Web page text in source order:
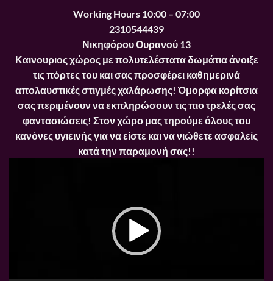
Working Hours 10:00 – 07:00
2310544439
Νικηφόρου Ουρανού 13
Καινουριος χώρος με πολυτελέστατα δωμάτια άνοιξε
τις πόρτες του και σας προσφέρει καθημερινά
απολαυστικές στιγμές χαλάρωσης! Όμορφα κορίτσια
σας περιμένουν να εκπληρώσουν τις πιο τρελές σας
φαντασιώσεις! Στον χώρο μας τηρούμε όλους του
κανόνες υγιεινής για να είστε και να νιώθετε ασφαλείς
κατά την παραμονή σας!!